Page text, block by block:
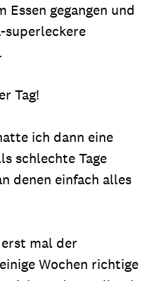
Essen gegangen und
superleckere
Tag!
ich dann eine
schlechte Tage
denen einfach alles
mal der
Wochen richtige